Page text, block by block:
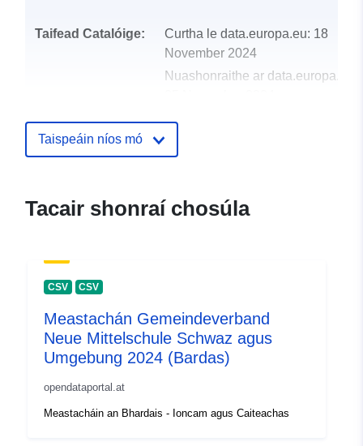
Taifead Catalóige: Curtha le data.europa.eu: 18
November 2024
Nuashonraithe ar data.europa.eu:
uriRef:
http://data.europa.eu/88u/dataset/
gemeindeverband-
Taispeáin níos mó
Tacair shonraí chosúla
CSV CSV
Meastachán Gemeindeverband
Neue Mittelschule Schwaz agus
Umgebung 2024 (Bardas)
opendataportal.at
Meastacháin an Bhardais - Ioncam agus Caiteachas